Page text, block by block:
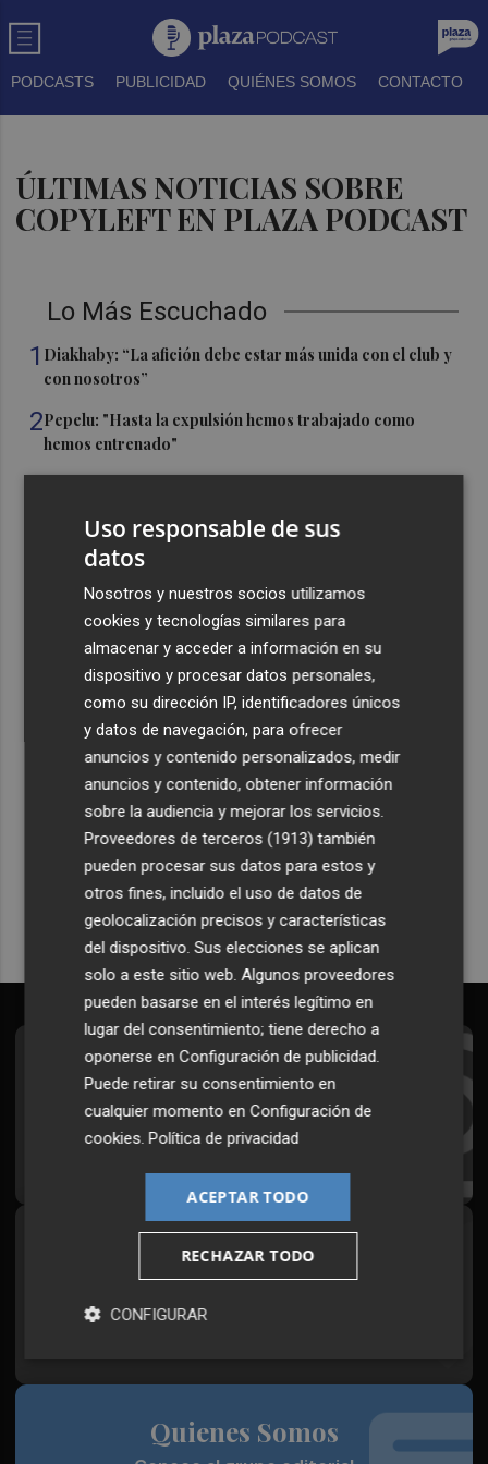
PODCASTS PUBLICIDAD QUIÉNES SOMOS CONTACTO
ÚLTIMAS NOTICIAS SOBRE
COPYLEFT EN PLAZA PODCAST
Lo Más Escuchado
1 Diakhaby: “La afición debe estar más unida con el club y
con nosotros”
2Pepelu: "Hasta la expulsión hemos trabajado como
hemos entrenado"
La capacidad de los modelos de IA para burlar la
El eclipse solar dispara el turismo y las búsquedas de
alojamiento crecen hasta un 500%
Recibe toda la actualidad de
Plaza Podcast en tu correo
Quiero suscribirme
Suscríbete al Boletín
Todos los días a primera hora en tu email
Síguenos en redes
Plaza Podcast, desde cualquier medio
Quienes Somos
Uso responsable de sus
datos
Nosotros y nuestros socios utilizamos
cookies y tecnologías similares para
almacenar y acceder a información en su
dispositivo y procesar datos personales,
como su dirección IP, identificadores únicos
y datos de navegación, para ofrecer
anuncios y contenido personalizados, medir
anuncios y contenido, obtener información
sobre la audiencia y mejorar los servicios.
Proveedores de terceros (1913) también
pueden procesar sus datos para estos y
otros fines, incluido el uso de datos de
geolocalización precisos y características
del dispositivo. Sus elecciones se aplican
solo a este sitio web. Algunos proveedores
pueden basarse en el interés legítimo en
lugar del consentimiento; tiene derecho a
oponerse enConfiguración de publicidad
Puede retirar su consentimiento en
cualquier momento enConfiguración de
cookies .Política de privacidad
ACEPTAR TODO
RECHAZAR TODO
CONFIGURAR